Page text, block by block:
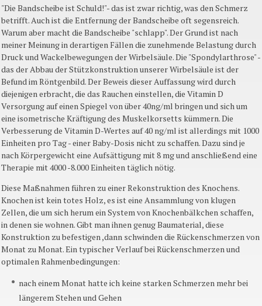
"Die Bandscheibe ist Schuld!"- das ist zwar richtig, was den Schmerz
betrifft. Auch ist die Entfernung der Bandscheibe oft segensreich.
Warum aber macht die Bandscheibe "schlapp". Der Grund ist nach
meiner Meinung in derartigen Fällen die zunehmende Belastung durch
Druck und Wackelbewegungen der Wirbelsäule. Die "Spondylarthrose" -
das der Abbau der Stützkonstruktion unserer Wirbelsäule ist der
Befund im Röntgenbild. Der Beweis dieser Auffassung wird durch
diejenigen erbracht, die das Rauchen einstellen, die Vitamin D
Versorgung auf einen Spiegel von über 40ng/ml bringen und sich um
eine isometrische Kräftigung des Muskelkorsetts kümmern. Die
Verbesserung de Vitamin D-Wertes auf 40 ng/ml ist allerdings mit 1000
Einheiten pro Tag - einer Baby-Dosis nicht zu schaffen. Dazu sind je
nach Körpergewicht eine Aufsättigung mit 8 mg und anschließend eine
Therapie mit 4000 -8.000 Einheiten täglich nötig.
Diese Maßnahmen führen zu einer Rekonstruktion des Knochens.
Knochen ist kein totes Holz, es ist eine Ansammlung von klugen
Zellen, die um sich herum ein System von Knochenbälkchen schaffen,
in denen sie wohnen. Gibt man ihnen genug Baumaterial, diese
Konstruktion zu befestigen ,dann schwinden die Rückenschmerzen von
Monat zu Monat. Ein typischer Verlauf bei Rückenschmerzen und
optimalen Rahmenbedingungen:
nach einem Monat hatte ich keine starken Schmerzen mehr bei
längerem Stehen und Gehen